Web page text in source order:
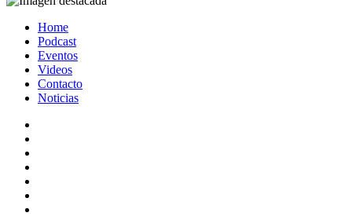
Home
Podcast
Eventos
Videos
Contacto
Noticias